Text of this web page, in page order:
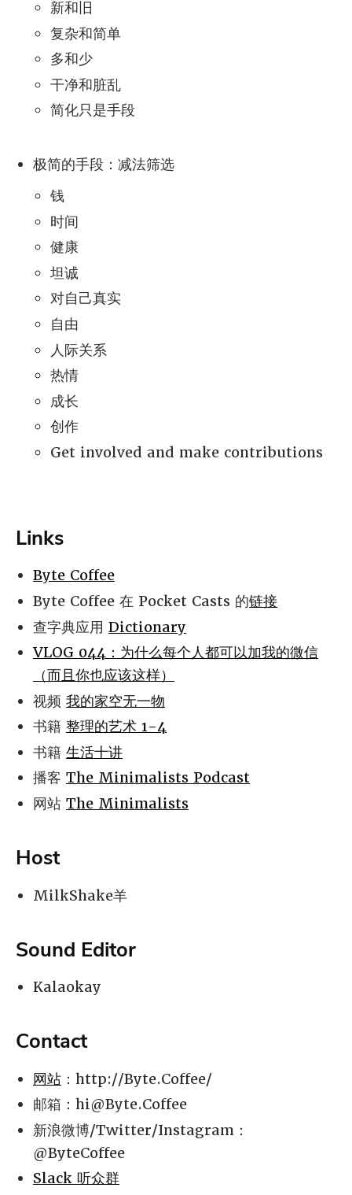
新和旧
复杂和简单
多和少
干净和脏乱
简化只是手段
极简的手段：减法筛选
钱
时间
健康
坦诚
对自己真实
自由
人际关系
热情
成长
创作
Get involved and make contributions
Links
Byte Coffee
Byte Coffee 在 Pocket Casts 的链接
查字典应用 Dictionary
VLOG 044：为什么每个人都可以加我的微信
（而且你也应该这样）
视频 我的家空无一物
书籍 整理的艺术 1-4
书籍 生活十讲
播客 The Minimalists Podcast
网站 The Minimalists
Host
MilkShake羊
Sound Editor
Kalaokay
Contact
网站 ：http://Byte.Coffee/
邮箱： hi@Byte.Coffee
新浪微博/Twitter/Instagram：
@ByteCoffee
Slack 听众群